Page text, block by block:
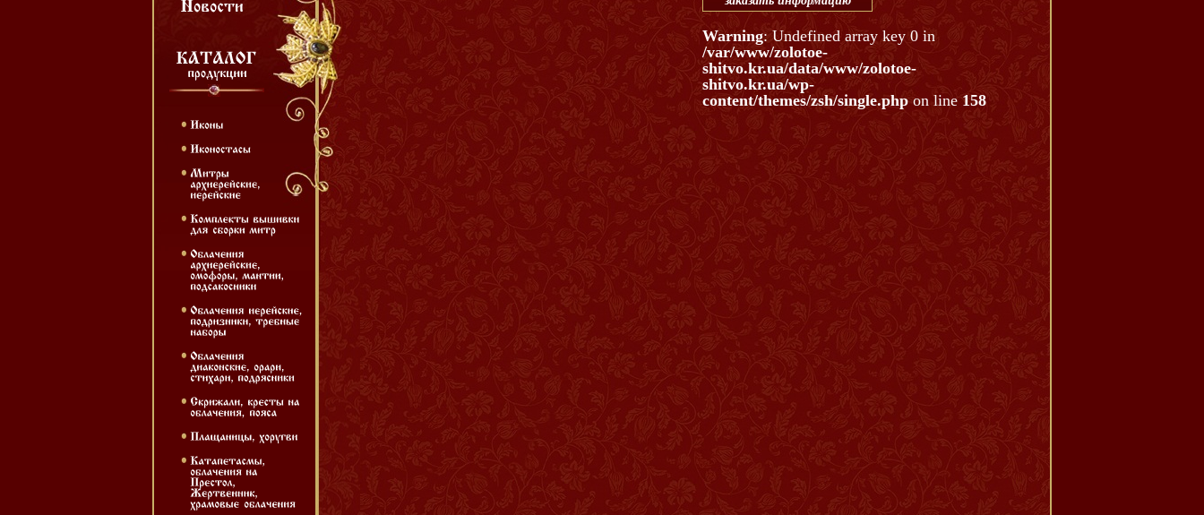
Warning: Undefined array key 0 in
/var/www/zolotoe-
shitvo.kr.ua/data/www/zolotoe-
shitvo.kr.ua/wp-
content/themes/zsh/single.php on line158